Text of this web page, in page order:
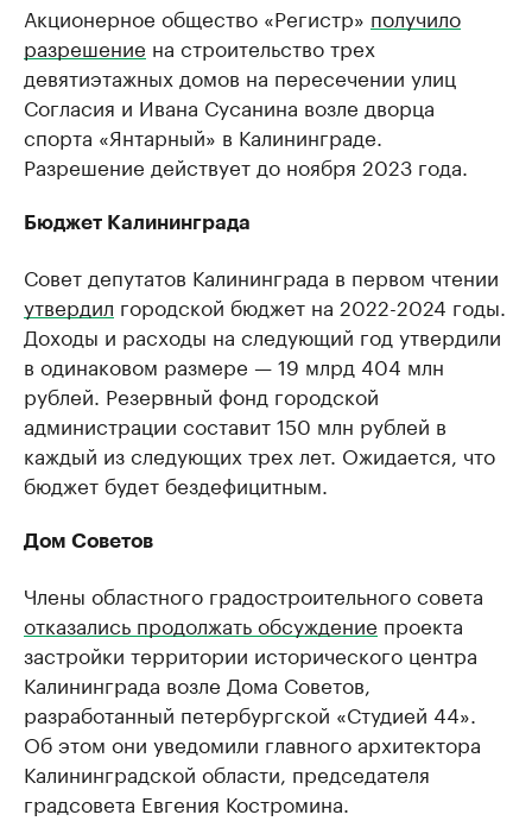
Акционерное общество «Регистр» получило
разрешение на строительство трех
девятиэтажных домов на пересечении улиц
Согласия и Ивана Сусанина возле дворца
спорта «Янтарный» в Калининграде.
Разрешение действует до ноября 2023 года.
Бюджет Калининграда
Совет депутатов Калининграда в первом чтении
утвердил городской бюджет на 2022-2024 годы.
Доходы и расходы на следующий год утвердили
в одинаковом размере — 19 млрд 404 млн
рублей. Резервный фонд городской
администрации составит 150 млн рублей в
каждый из следующих трех лет. Ожидается, что
бюджет будет бездефицитным.
Дом Советов
Члены областного градостроительного совета
отказались продолжать обсуждение проекта
застройки территории исторического центра
Калининграда возле Дома Советов,
разработанный петербургской «Студией 44».
Об этом они уведомили главного архитектора
Калининградской области, председателя
градсовета Евгения Костромина.